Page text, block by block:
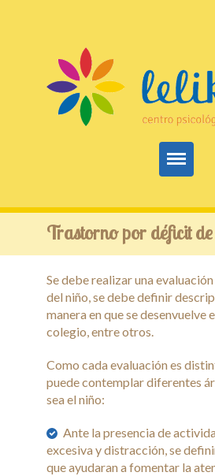
Inicio
Servicios
Terapias
Técnicas
Galeria
Noticias
Trastorno por déficit
Se debe realizar una
del niño, se debe definir
manera en que se desenvuelve
colegio, entre otros.
Como cada evaluación es
puede contemplar diferentes
sea el niño:
Ante la presencia de
excesiva y distracción, se
que ayudaran a fomentar la